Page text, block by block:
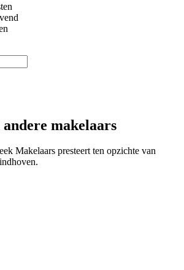
makelaars
Makelaars presteert ten opzichte van